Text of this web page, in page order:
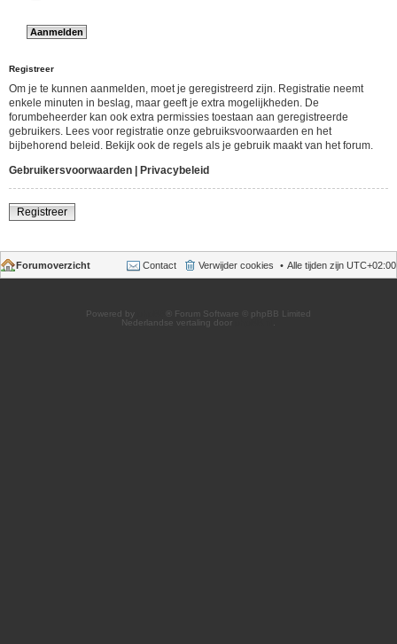
Registreer
Om je te kunnen aanmelden, moet je geregistreerd zijn. Registratie neemt
enkele minuten in beslag, maar geeft je extra mogelijkheden. De
forumbeheerder kan ook extra permissies toestaan aan geregistreerde
gebruikers. Lees voor registratie onze gebruiksvoorwaarden en het
bijbehorend beleid. Bekijk ook de regels als je gebruik maakt van het forum.
Gebruikersvoorwaarden
Privacybeleid
Registreer
Forumoverzicht Alle tijden zijn UTC+02:00
Verwijder cookies
Contact
Powered by
® Forum Software © phpBB Limited
Nederlandse vertaling door